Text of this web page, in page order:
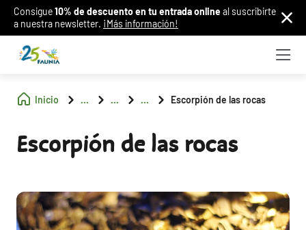
Consigue10% de descuento en tu entrada onlineal suscribirte
a nuestra newsletter. ¡Más información!
Inicio ... ... ... Escorpión de las rocas
Escorpión de las rocas